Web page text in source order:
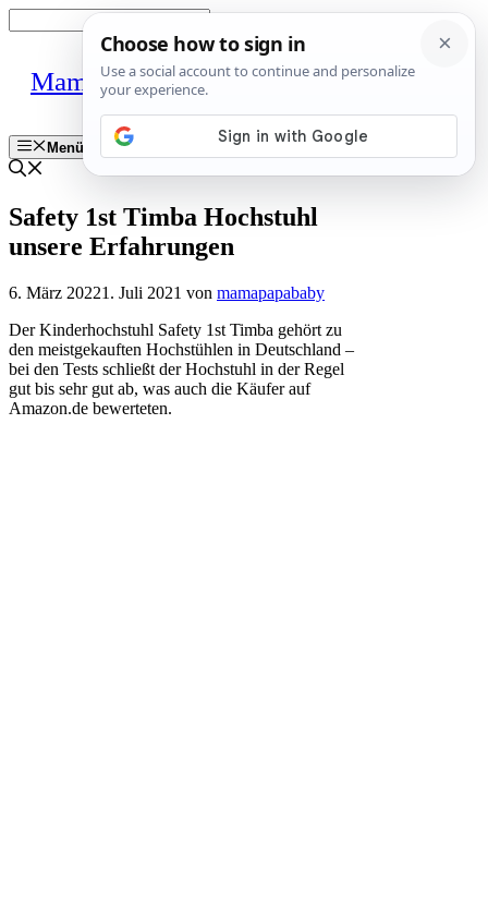
Inhalt
MamaPapaBaby
Menü
Safety 1st Timba Hochstuhl
unsere Erfahrungen
6. März 20221. Juli 2021 von mamapapababy
Der Kinderhochstuhl Safety 1st Timba gehört zu
den meistgekauften Hochstühlen in Deutschland –
bei den Tests schließt der Hochstuhl in der Regel
gut bis sehr gut ab, was auch die Käufer auf
Amazon.de bewerteten.